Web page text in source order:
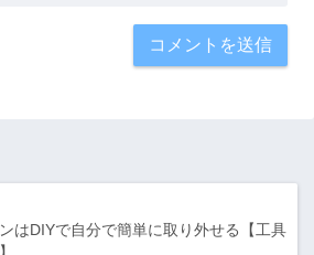
はDIYで自分で簡単に取り外せる【工具